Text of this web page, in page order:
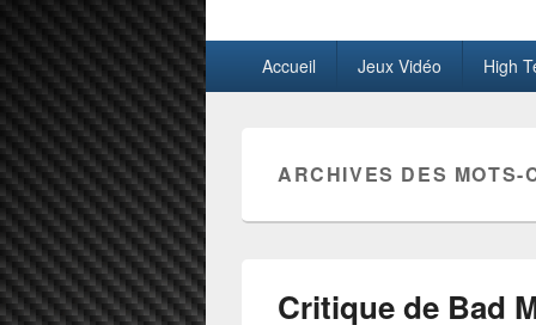
GeekTest
principalAccueil Jeux Vidéo High
ARCHIVES DES MOTS-
Critique de Bad